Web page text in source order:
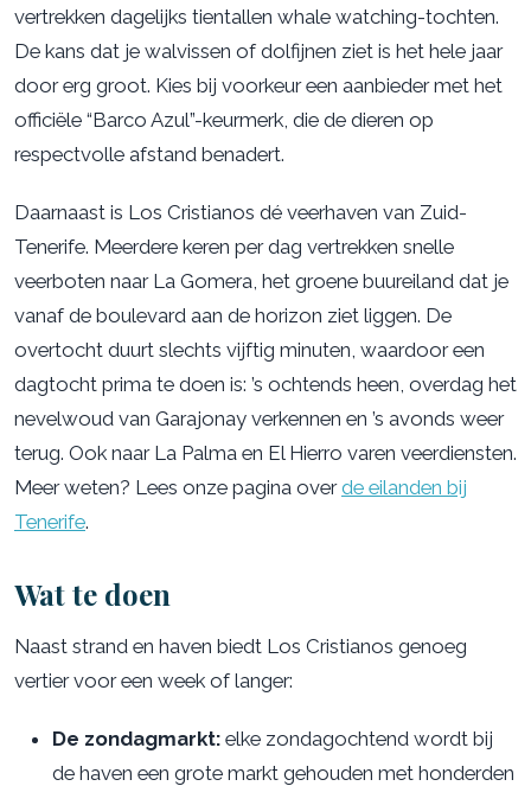
vertrekken dagelijks tientallen whale watching-tochten.
De kans dat je walvissen of dolfijnen ziet is het hele jaar
door erg groot. Kies bij voorkeur een aanbieder met het
officiële “Barco Azul”-keurmerk, die de dieren op
respectvolle afstand benadert.
Daarnaast is Los Cristianos dé veerhaven van Zuid-
Tenerife. Meerdere keren per dag vertrekken snelle
veerboten naar La Gomera, het groene buureiland dat je
vanaf de boulevard aan de horizon ziet liggen. De
overtocht duurt slechts vijftig minuten, waardoor een
dagtocht prima te doen is: ’s ochtends heen, overdag het
nevelwoud van Garajonay verkennen en ’s avonds weer
terug. Ook naar La Palma en El Hierro varen veerdiensten.
Meer weten? Lees onze pagina overde eilanden bij
Tenerife.
Wat te doen
Naast strand en haven biedt Los Cristianos genoeg
vertier voor een week of langer:
De zondagmarkt: elke zondagochtend wordt bij
de haven een grote markt gehouden met honderden